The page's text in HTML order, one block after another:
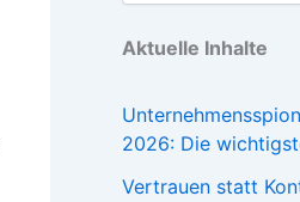
Aktuelle Inhalte
2026: Die
Vertrauen statt